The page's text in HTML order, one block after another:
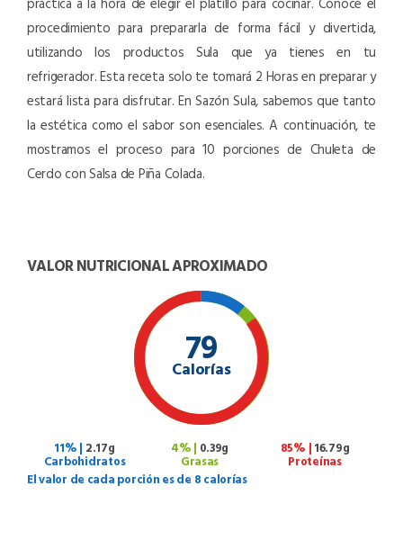
procedimiento para prepararla de forma fácil y divertida,
utilizando los productos Sula que ya tienes en tu
refrigerador. Esta receta solo te tomará 2 Horas en preparar y
estará lista para disfrutar. En Sazón Sula, sabemos que tanto
la estética como el sabor son esenciales. A continuación, te
mostramos el proceso para 10 porciones de Chuleta de
Cerdo con Salsa de Piña Colada.
VALOR NUTRICIONAL APROXIMADO
79
Calorías
11% | 2.17g
Carbohidratos
4% | 0.39g
Grasas
85% | 16.79g
Proteínas
El valor de cada porción es de 8 calorías